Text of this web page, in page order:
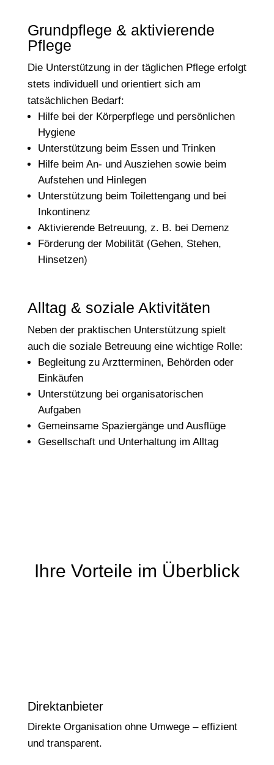
Grundpflege & aktivierende
Pflege
Die Unterstützung in der täglichen Pflege erfolgt
stets individuell und orientiert sich am
tatsächlichen Bedarf:
Hilfe bei der Körperpflege und persönlichen
Hygiene
Unterstützung beim Essen und Trinken
Hilfe beim An- und Ausziehen sowie beim
Aufstehen und Hinlegen
Unterstützung beim Toilettengang und bei
Inkontinenz
Aktivierende Betreuung, z. B. bei Demenz
Förderung der Mobilität (Gehen, Stehen,
Hinsetzen)
Alltag & soziale Aktivitäten
Neben der praktischen Unterstützung spielt
auch die soziale Betreuung eine wichtige Rolle:
Begleitung zu Arztterminen, Behörden oder
Einkäufen
Unterstützung bei organisatorischen
Aufgaben
Gemeinsame Spaziergänge und Ausflüge
Gesellschaft und Unterhaltung im Alltag
Ihre Vorteile im Überblick
Direktanbieter
Direkte Organisation ohne Umwege – effizient
und transparent.